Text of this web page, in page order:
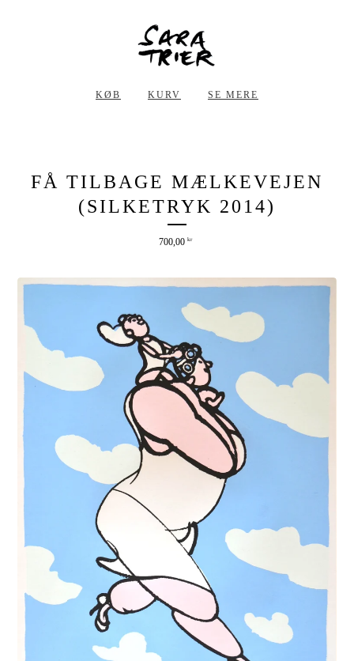
KØB KURV SE MERE
FÅ TILBAGE MÆLKEVEJEN
(SILKETRYK 2014)
700,00 kr